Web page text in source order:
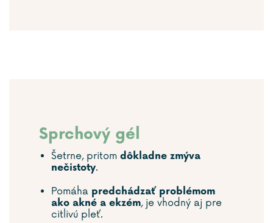
Sprchový gél
Šetrne, pritom dôkladne zmýva
nečistoty.
Pomáha predchádzať problémom
ako akné a ekzém, je vhodný aj pre
citlivú pleť.